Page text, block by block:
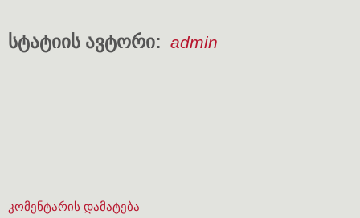
სტატიის ავტორი: admin
კომენტარის დამატება